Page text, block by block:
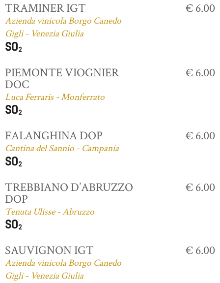
TRAMINER IGT
Azienda vinicola Borgo Canedo
Gigli - Venezia Giulia
€ 6.00
PIEMONTE VIOGNIER
DOC
Luca Ferraris - Monferrato
€ 6.00
FALANGHINA DOP
Cantina del Sannio - Campania
€ 6.00
TREBBIANO D’ABRUZZO
DOP
Tenuta Ulisse - Abruzzo
€ 6.00
SAUVIGNON IGT
Azienda vinicola Borgo Canedo
Gigli - Venezia Giulia
€ 6.00